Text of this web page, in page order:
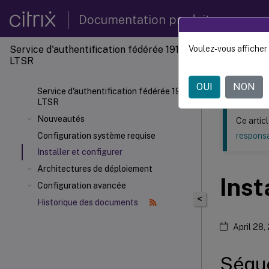
Documentation produit
Service d'authentification fédérée 1912
LTSR
Service d'authentification fédérée 1912
LTSR
Nouveautés
Configuration système requise
Installer et configurer
Architectures de déploiement
Configuration avancée
Historique des documents
Ce contenu a
<
Ce
April 28,
Voulez-vous
OUI NON